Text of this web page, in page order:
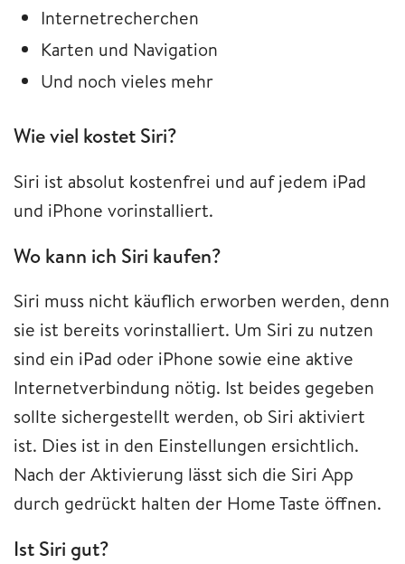
Internetrecherchen
Karten und Navigation
Und noch vieles mehr
Wie viel kostet Siri?
Siri ist absolut kostenfrei und auf jedem iPad
und iPhone vorinstalliert.
Wo kann ich Siri kaufen?
Siri muss nicht käuflich erworben werden, denn
sie ist bereits vorinstalliert. Um Siri zu nutzen
sind ein iPad oder iPhone sowie eine aktive
Internetverbindung nötig. Ist beides gegeben
sollte sichergestellt werden, ob Siri aktiviert
ist. Dies ist in den Einstellungen ersichtlich.
Nach der Aktivierung lässt sich die Siri App
durch gedrückt halten der Home Taste öffnen.
Ist Siri gut?